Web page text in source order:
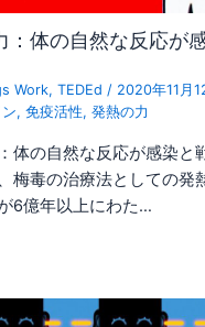
：体の自然な反応が
Work,TEDEd / 2020年11月
,免疫活性,発熱の力
体の自然な反応が感染と
梅毒の治療法としての発
6億年以上にわた…